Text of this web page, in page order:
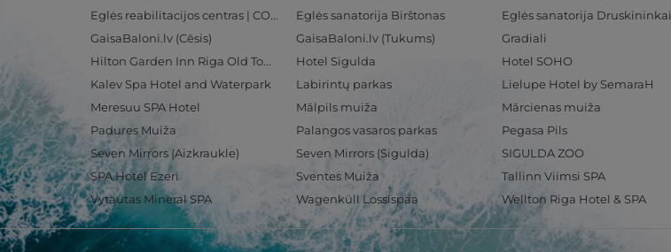
Eglės reabilitacijos centras | CORE
Eglės sanatorija Birštonas Eglės sanatorija Druskininkai
GaisaBaloni.lv (Cēsis)
GaisaBaloni.lv (Tukums) Gradiali
Hilton Garden Inn Riga Old Town
Hotel Sigulda Hotel SOHO
Kalev Spa Hotel and Waterpark
Labirintų parkas Lielupe Hotel by SemaraH
Meresuu SPA Hotel
Mālpils muiža Mārcienas muiža
Padures Muiža
Palangos vasaros parkas Pegasa Pils
Seven Mirrors (Aizkraukle)
Seven Mirrors (Sigulda) SIGULDA ZOO
SPA Hotel Ezeri
Sventes Muiža Tallinn Viimsi SPA
Vytautas Mineral SPA
Wagenküll Lossispaa Wellton Riga Hotel & SPA